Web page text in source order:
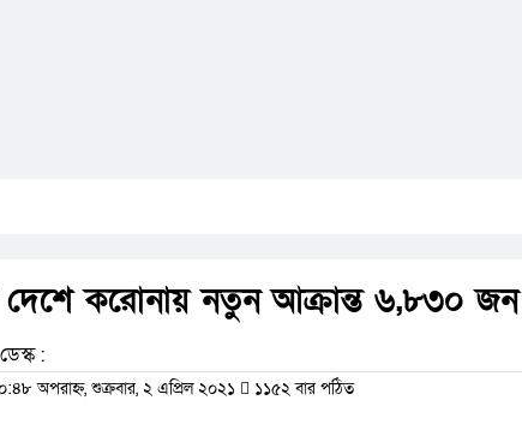
করোনায় নতুন আক্রান্ত ৬,৮৩০ জন
:
অপরাহ্ন, শুক্রবার, ২ এপ্রিল ২০২১ ১১৫২ বার পঠিত